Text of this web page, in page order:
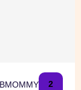
2